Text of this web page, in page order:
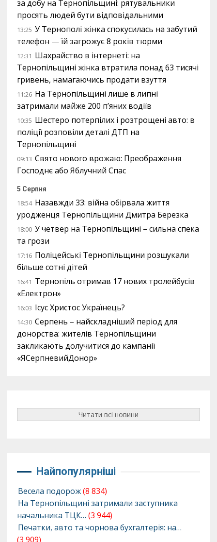
за добу на Тернопільщині: рятувальники
просять людей бути відповідальними
13:25 У Тернополі жінка спокусилась на забутий
телефон — їй загрожує 8 років тюрми
12:31 Шахрайство в інтернеті: на
Тернопільщині жінка втратила понад 63 тисячі
гривень, намагаючись продати взуття
11:26 На Тернопільщині лише в липні
затримали майже 200 п’яних водіїв
10:35 Шестеро потерпілих і розтрощені авто: в
поліції розповіли деталі ДТП на
Тернопільщині
09:13 Свято нового врожаю: Преображення
Господнє або Яблучний Спас
5 Серпня
18:54 Назавжди 33: війна обірвала життя
уродженця Тернопільщини Дмитра Березка
18:00 У четвер на Тернопільщині – сильна спека
та грози
17:16 Поліцейські Тернопільщини розшукали
більше сотні дітей
16:41 Тернопіль отримав 17 нових тролейбусів
«Електрон»
16:03 Ісус Христос Українець?
14:30 Серпень – найскладніший період для
донорства: жителів Тернопільщини
закликають долучитися до кампанії
«ЯСерпневийДонор»
Читати всі новини
Найпопулярніші
Весела подорож(8 834)
На Тернопільщині затримали заступника
начальника ТЦК… (3 944)
Печатки, авто та чорнова бухгалтерія: на…
(3 909)